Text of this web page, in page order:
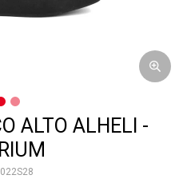
ALTO ALHELI -
022S28